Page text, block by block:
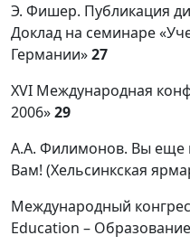
Э. Фишер. Публикация
Доклад на семинаре
Германии»27
XVI Международная
2006»29
А.А. Филимонов. Вы еще
Вам! (Хельсинкская
Международный
Education –